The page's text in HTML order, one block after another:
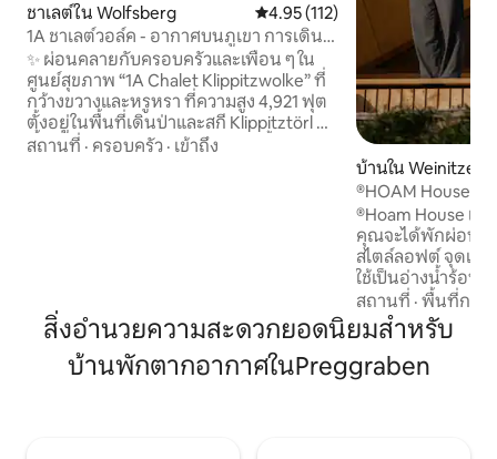
ชาเลต์ใน Wolfsberg คะแนนเฉลี่ย 4.95 จาก 5, 112 รีวิว
4.95 (112)
1A ชาเลต์วอล์ค - อากาศบนภูเขา การเดิน
ป่า และสุขภาพ
✨ ผ่อนคลายกับครอบครัวและเพื่อน ๆ ใน
ศูนย์สุขภาพ “1A Chalet Klippitzwolke” ที่
กว้างขวางและหรูหรา ที่ความสูง 4,921 ฟุต
ตั้งอยู่ในพื้นที่เดินป่าและสกี Klippitztörl 🧖‍♂️
พื้นที่สปาแบบมีกระจกพร้อมอ่างน้ำร้อน
บาร์บีคิว
สถานที่ · ครอบครัว · เข้าถึง
บ้านใน Weinitzen
®HOAM House
®Hoam House เ
คุณจะได้พักผ่อนอ
สไตล์ลอฟต์ จุดเด่น
ใช้เป็นอ่างน้ำร้อน
ทิวทัศน์อันไกลโพ้น
อยู่ใกล้กราซ ไม่ว่
วันหยุดพักผ่อนใน
ที่หัวใจของคุณปรา
2+2 หลัง (รวมถึง
สถานที่ ·พื้นที่กลา
สิ่งอำนวยความสะดวกยอดนิยมสำหรับ
บ้านพักตากอากาศในPreggraben